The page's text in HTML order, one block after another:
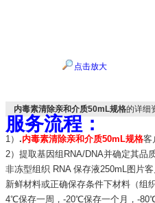
点击放大
内毒素清除亲和介质50mL规格的详细
服务流程：
1） .内毒素清除亲和介质50mL规格客
2）提取基因组RNA/DNA并确定其品
非冻型组织 RNA 保存液250mL图片
新鲜材料或正确保存条件下材料（组
4℃保存一周，-20℃保存一个月，-